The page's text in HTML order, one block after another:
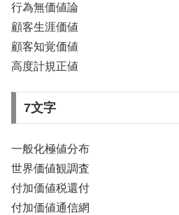
行為無価値論
顧客生涯価値
顧客知覚価値
高度計規正値
7文字
一般化極値分布
世界価値観調査
付加価値税還付
付加価値通信網